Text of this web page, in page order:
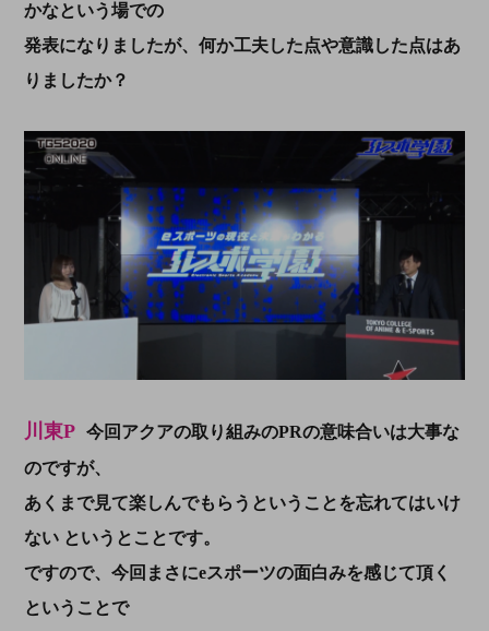
かなという場での
発表になりましたが、何か工夫した点や意識した点はあ
りましたか？
川東P
今回アクアの取り組みのPRの意味合いは大事な
のですが、
あくまで見て楽しんでもらうということを忘れてはいけ
ないというとことです。
ですので、今回まさにeスポーツの面白みを感じて頂く
ということで